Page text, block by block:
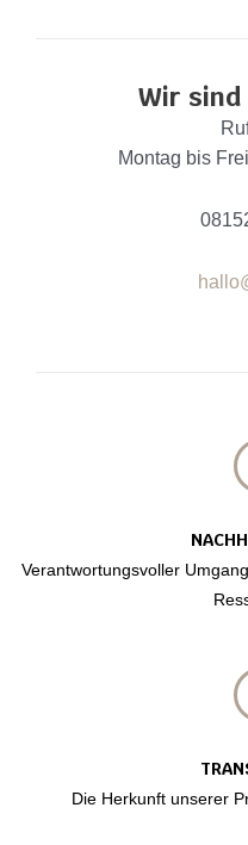
Verantwortungsvoller
Die Herkunft unserer
Wir
Montag bis